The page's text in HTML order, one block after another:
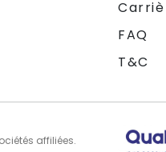
FAQ
T&C
affiliées.